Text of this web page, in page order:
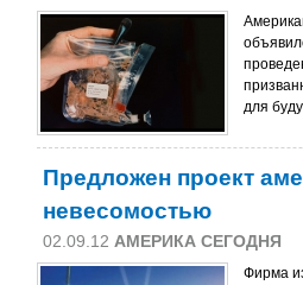
для
Предложен проект
невесомостью
02.09.12 АМЕРИКА СЕГОДНЯ
Фирма